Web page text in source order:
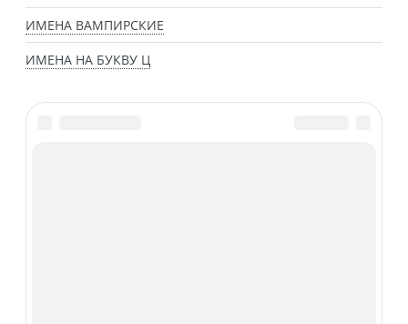
ИМЕНА ВАМПИРСКИЕ
ИМЕНА НА БУКВУ Ц